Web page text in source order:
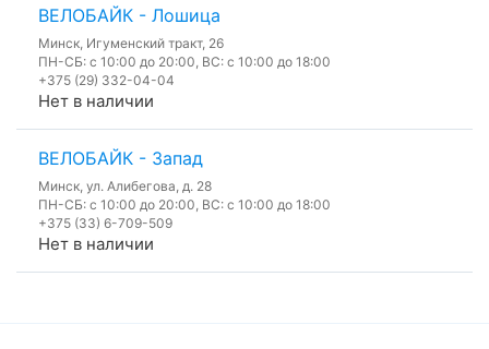
ВЕЛОБАЙК - Лошица
Минск, Игуменский тракт, 26
ПН-СБ: с 10:00 до 20:00, ВС: с 10:00 до 18:00
+375 (29) 332-04-04
Нет в наличии
ВЕЛОБАЙК - Запад
Минск, ул. Алибегова, д. 28
ПН-СБ: с 10:00 до 20:00, ВС: с 10:00 до 18:00
+375 (33) 6-709-509
Нет в наличии